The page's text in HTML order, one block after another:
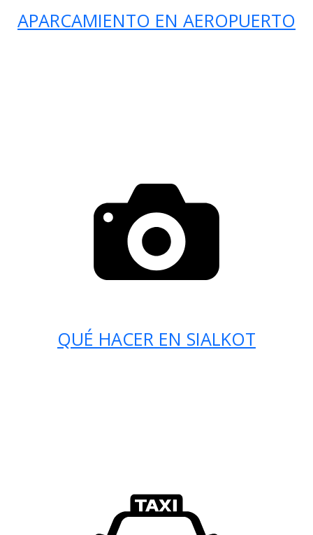
APARCAMIENTO EN AEROPUERTO
QUÉ HACER EN SIALKOT